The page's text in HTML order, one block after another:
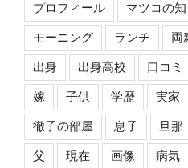
プロフィール マツコの
モーニング ランチ 両
出身 出身高校 口コミ
嫁 子供 学歴 実家
徹子の部屋 息子 旦那
父 現在 画像 病気